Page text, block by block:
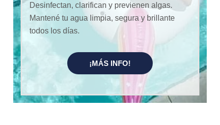
Desinfectan, clarifican y previenen algas.
Mantené tu agua limpia, segura y brillante
todos los días.
¡MÁS INFO!